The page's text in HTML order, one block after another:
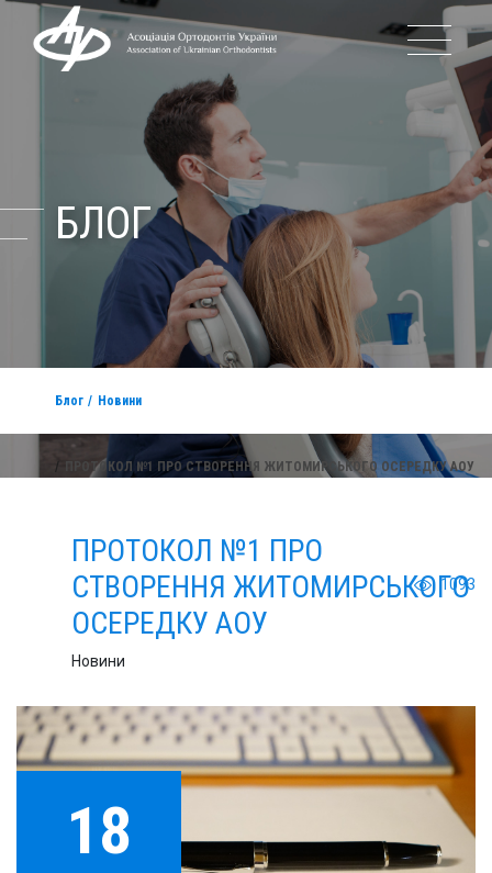
ПРО АСОЦІАЦІЮ
ІСТОРІЯ АОУ
КЕРІВНИЦТВО АОУ
ПОДІЇ
БЛОГ
ЗВІТИ
ЧЛЕНИ АОУ
БЛОГ
Блог Новини
ПРОТОКОЛ №1 ПРО СТВОРЕННЯ ЖИТОМИРСЬКОГО ОСЕРЕДКУ АОУ
ПРОТОКОЛ №1 ПРО
СТВОРЕННЯ ЖИТОМИРСЬКОГО
ОСЕРЕДКУ АОУ
Новини
1093
18